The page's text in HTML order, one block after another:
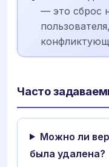
— это сброс
Часто
Можно ли
была удалена?